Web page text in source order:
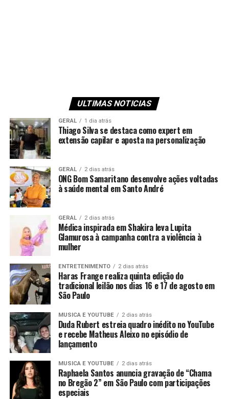
ULTIMAS NOTICIAS
GERAL 1 dia atrás
Thiago Silva se destaca como expert em
extensão capilar e aposta na personalização
GERAL 2 dias atrás
ONG Bom Samaritano desenvolve ações voltadas
à saúde mental em Santo André
GERAL 2 dias atrás
Médica inspirada em Shakira leva Lupita
Glamurosa à campanha contra a violência à
mulher
ENTRETENIMENTO 2 dias atrás
Haras Frange realiza quinta edição do
tradicional leilão nos dias 16 e 17 de agosto em
São Paulo
MUSICA E YOUTUBE 2 dias atrás
Duda Rubert estreia quadro inédito no YouTube
e recebe Matheus Aleixo no episódio de
lançamento
MUSICA E YOUTUBE 2 dias atrás
Raphaela Santos anuncia gravação de “Chama
no Bregão 2” em São Paulo com participações
especiais